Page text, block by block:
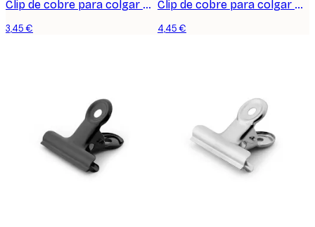
Clip de cobre para colgar pósters, pequeño
3,45 €
Clip de cobre para colgar pósters, mediano
4,45 €